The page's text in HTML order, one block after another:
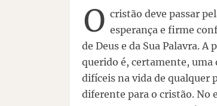
O cristão deve passar
esperança e firme
de Deus e da Sua Palavra. A
querido é, certamente, uma
difíceis na vida de qualquer
diferente para o cristão. No